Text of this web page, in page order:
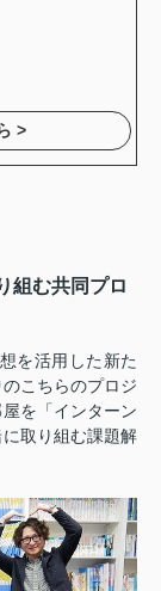
>
組む共同プロ
を活用した新た
こちらのプロジ
を「インターン
取り組む課題解